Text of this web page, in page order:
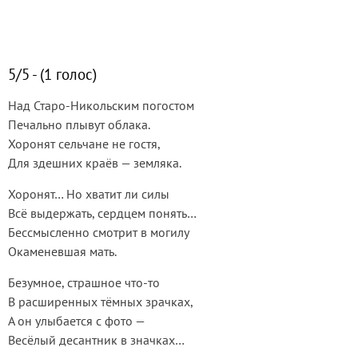
5/5 - (1 голос)
Над Старо-Никольским погостом
Печально плывут облака.
Хоронят сельчане не гостя,
Для здешних краёв — земляка.
Хоронят… Но хватит ли силы
Всё выдержать, сердцем понять…
Бессмысленно смотрит в могилу
Окаменевшая мать.
Безумное, страшное что-то
В расширенных тёмных зрачках,
А он улыбается с фото —
Весёлый десантник в значках…